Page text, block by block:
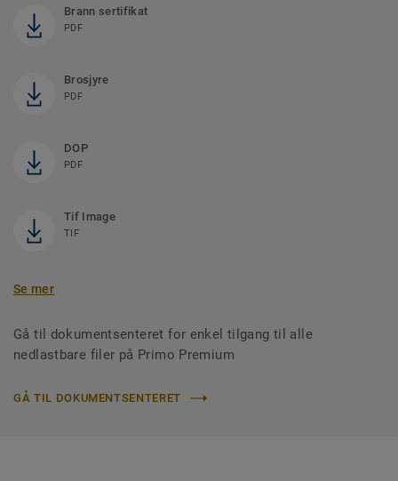
Brann sertifikat
PDF
Brosjyre
PDF
DOP
PDF
Tif Image
TIF
Se mer
Gå til dokumentsenteret for enkel tilgang til alle
nedlastbare filer på Primo Premium
GÅ TIL DOKUMENTSENTERET